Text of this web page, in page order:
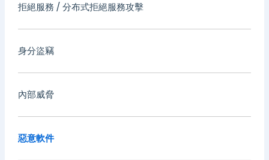
拒絕服務 / 分布式拒絕服務攻擊
身分盜竊
內部威脅
惡意軟件